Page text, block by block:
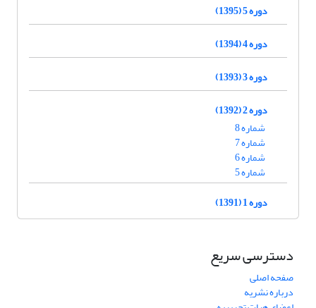
دوره 5 (1395)
دوره 4 (1394)
دوره 3 (1393)
دوره 2 (1392)
شماره 8
شماره 7
شماره 6
شماره 5
دوره 1 (1391)
دسترسی سریع
صفحه اصلی
درباره نشریه